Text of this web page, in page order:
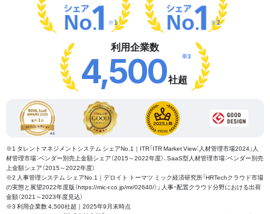
※1 ※2
利用企業数
4,500社超
※3
※1 タレントマネジメントシステム シェアNo.1｜ITR「ITR Market View：人材管理市場2024」人
材管理市場：ベンダー別売上金額シェア（2015～2022年度）、SaaS型人材管理市場：ベンダー別売
上金額シェア（2015～2022年度）
※2 人事管理システム シェアNo.1｜デロイト トーマツ ミック経済研究所「HRTechクラウド市場
の実態と展望2022年度版（https://mic-r.co.jp/mr/02640/）」 人事・配置クラウド分野における出荷
金額（2021～2023年度見込）
※3 利用企業数 4,500社超｜2025年9月末時点